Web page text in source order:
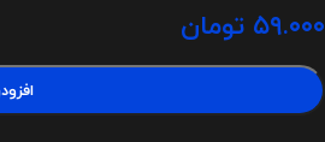
۵۹.۰۰۰ تومان